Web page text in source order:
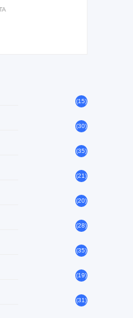
(15)
(30)
(35)
(21)
(20)
(28)
(35)
(19)
(31)